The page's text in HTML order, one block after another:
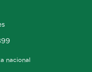
nacional